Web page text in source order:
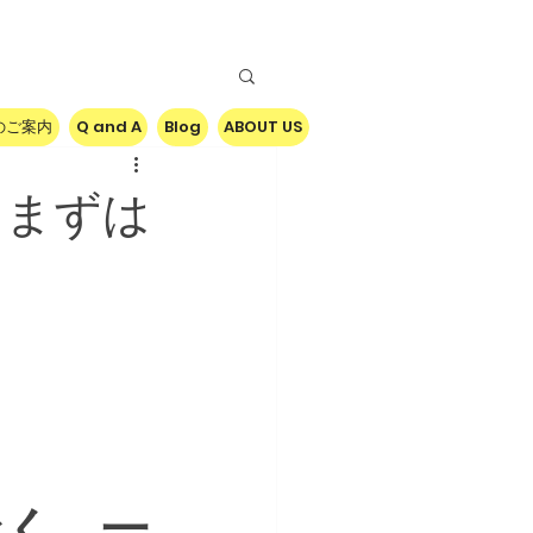
ご案内 Q and A Blog ABOUT US
ずは